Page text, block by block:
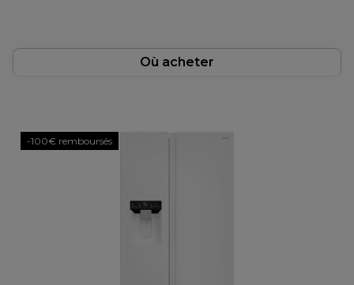
Où acheter
-100€ remboursés